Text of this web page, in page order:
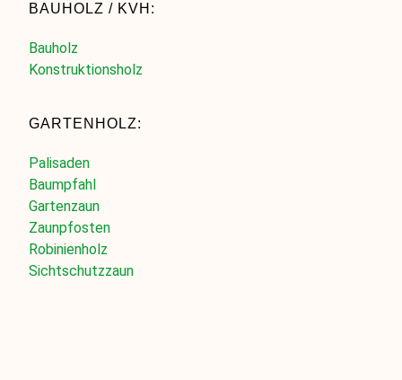
BAUHOLZ / KVH:
Bauholz
Konstruktionsholz
GARTENHOLZ:
Palisaden
Baumpfahl
Gartenzaun
Zaunpfosten
Robinienholz
Sichtschutzzaun